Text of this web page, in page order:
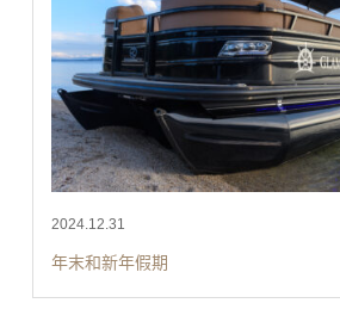
2024.12.31
年末和新年假期